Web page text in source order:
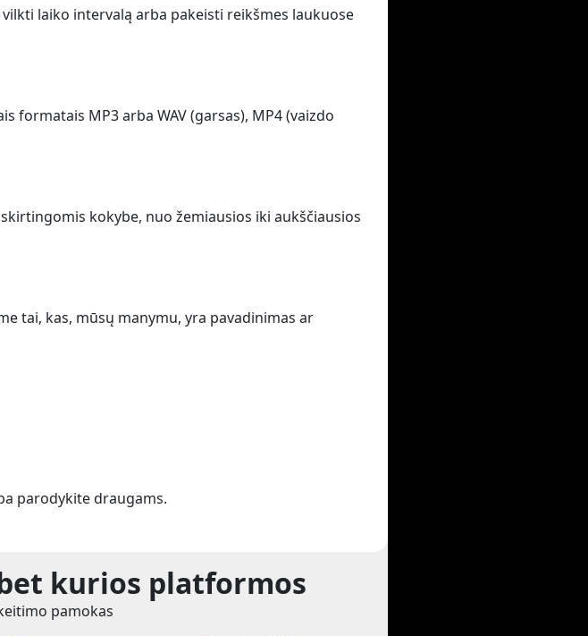
laiko intervalą arba pakeisti reikšmes laukuose
formatais MP3 arba WAV (garsas), MP4 (vaizdo
kokybe, nuo žemiausios iki aukščiausios
tai, kas, mūsų manymu, yra pavadinimas ar
parodykite draugams.
kurios platformos
pamokas